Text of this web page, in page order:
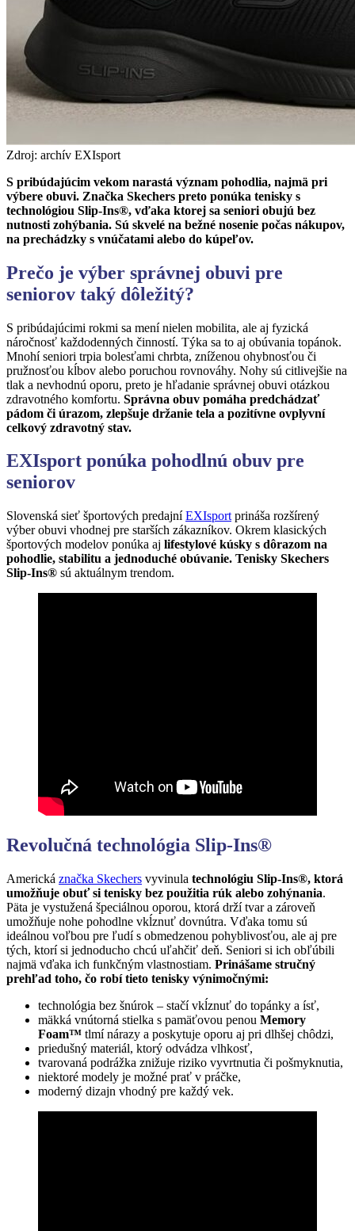
Zdroj: archív EXIsport
S pribúdajúcim vekom narastá význam pohodlia, najmä pri
výbere obuvi. Značka Skechers preto ponúka tenisky s
technológiou Slip-Ins®, vďaka ktorej sa seniori obujú bez
nutnosti zohýbania. Sú skvelé na bežné nosenie počas nákupov,
na prechádzky s vnúčatami alebo do kúpeľov.
Prečo je výber správnej obuvi pre
seniorov taký dôležitý?
S pribúdajúcimi rokmi sa mení nielen mobilita, ale aj fyzická
náročnosť každodenných činností. Týka sa to aj obúvania topánok.
Mnohí seniori trpia bolesťami chrbta, zníženou ohybnosťou či
pružnosťou kĺbov alebo poruchou rovnováhy. Nohy sú citlivejšie na
tlak a nevhodnú oporu, preto je hľadanie správnej obuvi otázkou
zdravotného komfortu. Správna obuv pomáha predchádzať
pádom či úrazom, zlepšuje držanie tela a pozitívne ovplyvní
celkový zdravotný stav.
EXIsport ponúka pohodlnú obuv pre
seniorov
Slovenská sieť športových predajníEXIsport prináša rozšírený
výber obuvi vhodnej pre starších zákazníkov. Okrem klasických
športových modelov ponúka aj lifestylové kúsky s dôrazom na
pohodlie, stabilitu a jednoduché obúvanie. Tenisky Skechers
Slip-Ins® sú aktuálnym trendom.
Revolučná technológia Slip-Ins®
Americká značka Skechers vyvinula technológiu Slip-Ins®, ktorá
umožňuje obuť si tenisky bez použitia rúk alebo zohýnania.
Päta je vystužená špeciálnou oporou, ktorá drží tvar a zároveň
umožňuje nohe pohodlne vkĺznuť dovnútra. Vďaka tomu sú
ideálnou voľbou pre ľudí s obmedzenou pohyblivosťou, ale aj pre
tých, ktorí si jednoducho chcú uľahčiť deň. Seniori si ich obľúbili
najmä vďaka ich funkčným vlastnostiam. Prinášame stručný
prehľad toho, čo robí tieto tenisky výnimočnými:
technológia bez šnúrok – stačí vkĺznuť do topánky a ísť,
mäkká vnútorná stielka s pamäťovou penou Memory
Foam™ tlmí nárazy a poskytuje oporu aj pri dlhšej chôdzi,
priedušný materiál, ktorý odvádza vlhkosť,
tvarovaná podrážka znižuje riziko vyvrtnutia či pošmyknutia,
niektoré modely je možné prať v práčke,
moderný dizajn vhodný pre každý vek.